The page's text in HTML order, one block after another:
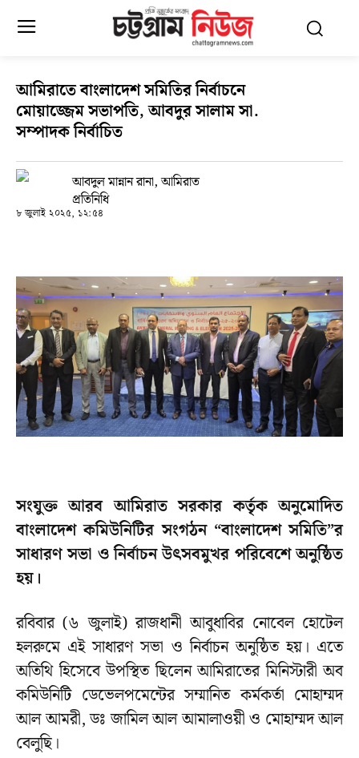
আমিরাতে বাংলাদেশ সমিতির নির্বাচনে
মোয়াজ্জেম সভাপতি, আবদুর সালাম সা.
সম্পাদক নির্বাচিত
আবদুল মান্নান রানা, আমিরাত
প্রতিনিধি
৮ জুলাই ২০২৫, ১২:৫৪
সংযুক্ত আরব আমিরাত সরকার কর্তৃক অনুমোদিত
বাংলাদেশ কমিউনিটির সংগঠন “বাংলাদেশ সমিতি”র
সাধারণ সভা ও নির্বাচন উৎসবমুখর পরিবেশে অনুষ্ঠিত
হয়।
রবিবার (৬ জুলাই) রাজধানী আবুধাবির নোবেল হোটেল
হলরুমে এই সাধারণ সভা ও নির্বাচন অনুষ্ঠিত হয়। এতে
অতিথি হিসেবে উপস্থিত ছিলেন আমিরাতের মিনিস্টারী অব
কমিউনিটি ডেভেলপমেন্টের সম্মানিত কর্মকর্তা মোহাম্মদ
আল আমরী, ডঃ জামিল আল আমালাওয়ী ও মোহাম্মদ আল
বেলুছি।